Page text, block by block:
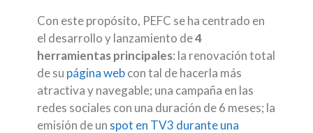
Con este propósito, PEFC se ha centrado en
el desarrollo y lanzamiento de4
herramientas principales: la renovación total
de su página webcon tal de hacerla más
atractiva y navegable; una campaña en las
redes sociales con una duración de 6 meses; la
emisión de un spot en TV3 durante una